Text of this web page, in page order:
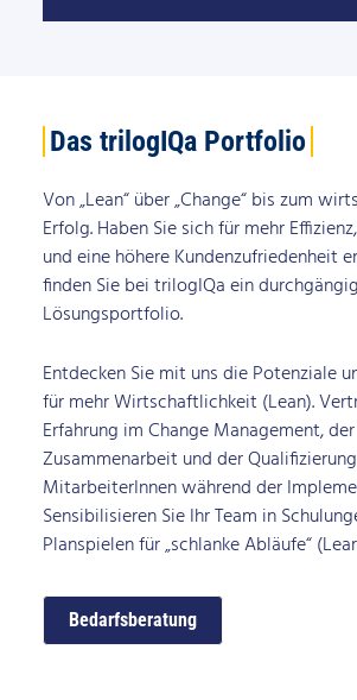
Das trilogIQa Portfolio
Von „Lean“ über „Change“ bis zum
Erfolg. Haben Sie sich für mehr
und eine höhere Kundenzufriedenheit
finden Sie bei trilogIQa ein
Lösungsportfolio.
Entdecken Sie mit uns die Potenziale
für mehr Wirtschaftlichkeit (Lean).
Erfahrung im Change Management,
Zusammenarbeit und der
MitarbeiterInnen während der
Sensibilisieren Sie Ihr Team in
Planspielen für „schlanke Abläufe“
Bedarfsberatung